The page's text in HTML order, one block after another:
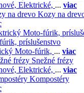
Elektrické, ... viac
Kozy na
príslušenstvo
Moto-fúrik, ... viac
Snežné frézy
Elektrické, ... viac
Kompostéry